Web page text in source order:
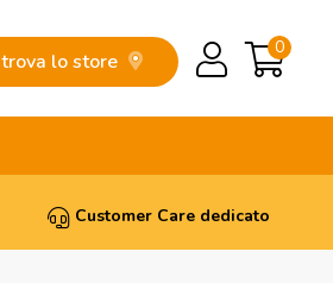
trova lo store
0
Customer Care dedicato